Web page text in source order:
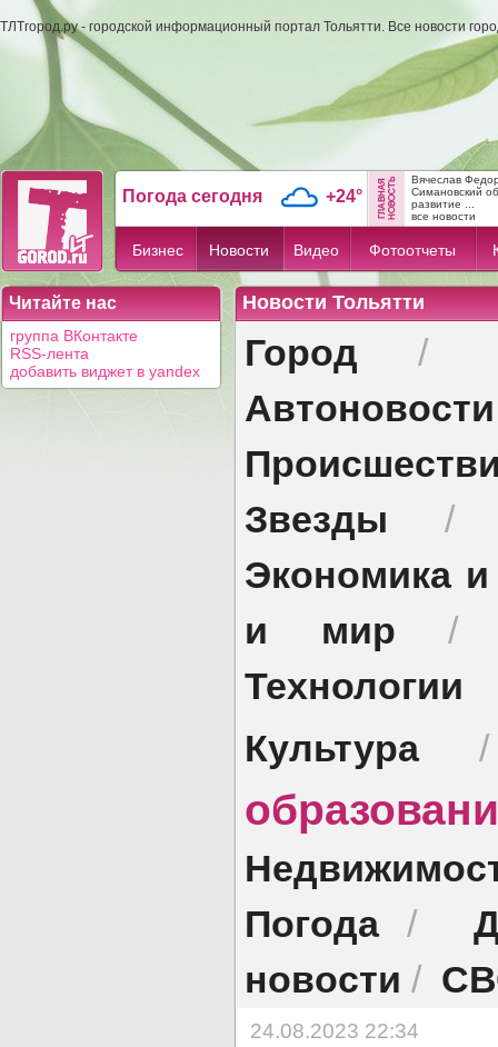
ТЛТгород.ру - городской информационный портал Тольятти. Все новости
Погода сегодня +24°
Вячеслав
Симановский
развитие ...
все новости
Бизнес Новости Видео Фотоотчеты
Читайте нас
группа ВКонтакте
RSS-лента
добавить виджет в yandex
Новости Тольятти
Город /
Автоновости
Звезды
Экономика
и мир
Технологии
Культура
Погода/
новости /
24.08.2023 22:34